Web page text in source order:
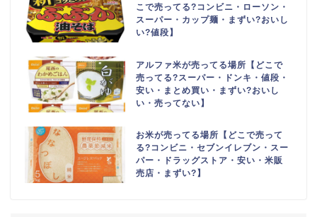
こで売ってる?コンビニ・ローソン・
スーパー・カップ麺・まずい?おいし
い?値段】
アルファ米が売ってる場所【どこで
売ってる?スーパー・ドンキ・値段・
安い・まとめ買い・まずい?おいし
い・売ってない】
お米が売ってる場所【どこで売って
る?コンビニ・セブンイレブン・スー
パー・ドラッグストア・安い・米販
売店・まずい?】